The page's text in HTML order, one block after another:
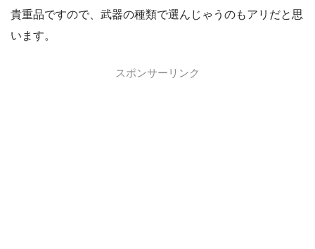
貴重品ですので、武器の種類で選んじゃうのもアリだと思
います。
スポンサーリンク